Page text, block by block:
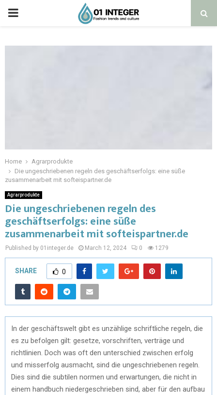
Home
Agrarprodukte
Die ungeschriebenen regeln des geschäftserfolgs: eine süße
zusammenarbeit mit softeispartner.de
Agrarprodukte
Die ungeschriebenen regeln des
geschäftserfolgs: eine süße
zusammenarbeit mit softeispartner.de
Published by 01integer.de March 12, 2024 0 1279
SHARE 0
In der geschäftswelt gibt es unzählige schriftliche regeln, die
es zu befolgen gilt: gesetze, vorschriften, verträge und
richtlinien. Doch was oft den unterschied zwischen erfolg
und misserfolg ausmacht, sind die ungeschriebenen regeln.
Dies sind die subtilen normen und erwartungen, die nicht in
einem handbuch niedergeschrieben sind, aber für den aufbau